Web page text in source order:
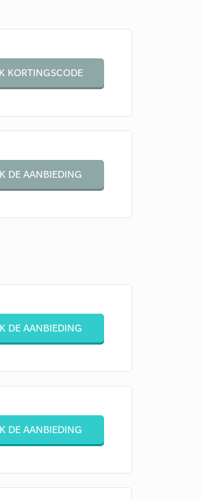
KORTINGSCODE
DE AANBIEDING
DE AANBIEDING
DE AANBIEDING